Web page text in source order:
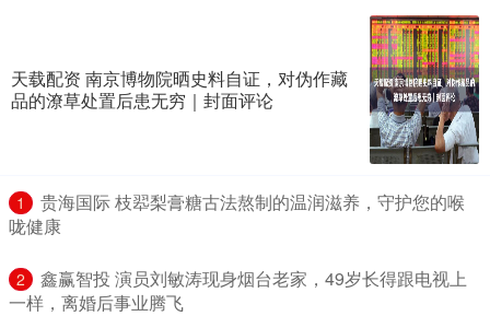
天载配资 南京博物院晒史料自证，对伪作藏
品的潦草处置后患无穷｜封面评论
1
​贵海国际 枝翆梨膏糖古法熬制的温润滋养，守护您的喉
咙健康
2
​鑫赢智投 演员刘敏涛现身烟台老家，49岁长得跟电视上
一样，离婚后事业腾飞